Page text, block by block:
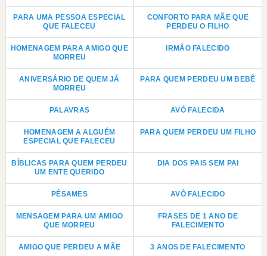
PARA UMA PESSOA ESPECIAL
QUE FALECEU
CONFORTO PARA MÃE QUE
PERDEU O FILHO
HOMENAGEM PARA AMIGO QUE
MORREU
IRMÃO FALECIDO
ANIVERSÁRIO DE QUEM JÁ
MORREU
PARA QUEM PERDEU UM BEBÊ
PALAVRAS AVÓ FALECIDA
HOMENAGEM A ALGUÉM
ESPECIAL QUE FALECEU
PARA QUEM PERDEU UM FILHO
BÍBLICAS PARA QUEM PERDEU
UM ENTE QUERIDO
DIA DOS PAIS SEM PAI
PÊSAMES AVÔ FALECIDO
MENSAGEM PARA UM AMIGO
QUE MORREU
FRASES DE 1 ANO DE
FALECIMENTO
AMIGO QUE PERDEU A MÃE 3 ANOS DE FALECIMENTO